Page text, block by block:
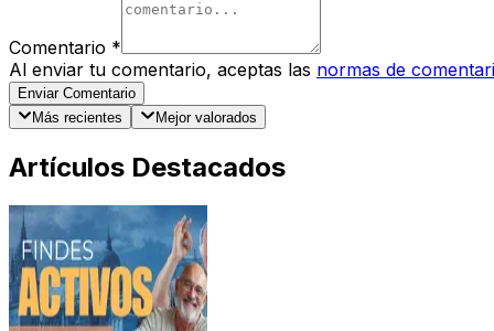
Comentario *
Al enviar tu comentario, aceptas las normas de
Enviar Comentario
Más recientes
Mejor valorados
Artículos Destacados